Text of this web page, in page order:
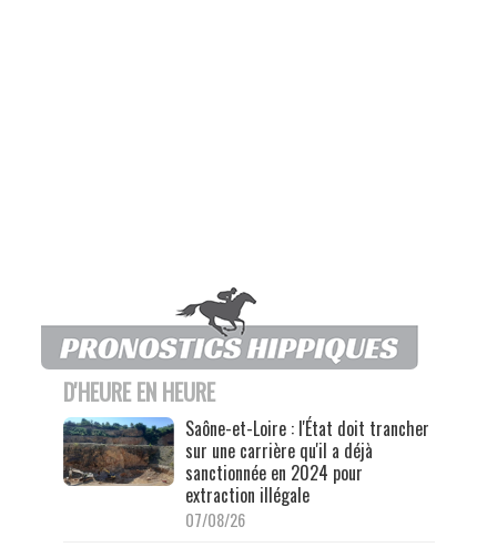
D'HEURE EN HEURE
Saône-et-Loire : l'État doit trancher
sur une carrière qu'il a déjà
sanctionnée en 2024 pour
extraction illégale
07/08/26